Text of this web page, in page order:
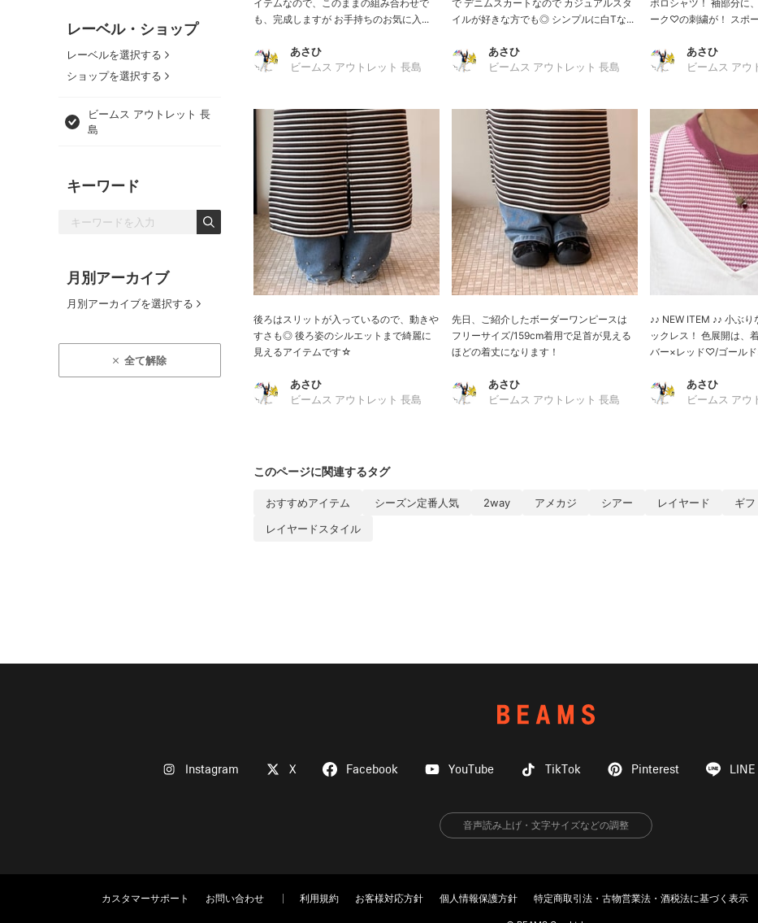
レーベル・ショップ
レーベルを選択する
ショップを選択する
ビームス アウトレット 長
島
キーワード
月別アーカイブ
月別アーカイブを選択する
全て解除
イテムなので、このままの組み合わせで
も、完成しますが お手持ちのお気に入...
あさひ
ビームス アウトレット 長島
で デニムスカートなので カジュアルスタ
イルが好きな方でも◎ シンプルに白Tな...
あさひ
ビームス アウトレット 長島
ポロシャツ！ 袖部分に
ーク♡の刺繍が！ スポ
あさひ
ビームス アウ
後ろはスリットが入っているので、動きや
すさも◎ 後ろ姿のシルエットまで綺麗に
見えるアイテムです☆
あさひ
ビームス アウトレット 長島
先日、ご紹介したボーダーワンピースは
フリーサイズ/159cm着用で足首が見える
ほどの着丈になります！
あさひ
ビームス アウトレット 長島
♪♪ NEW ITEM ♪♪ 小ぶ
ックレス！ 色展開は、
バー×レッド♡/ゴール
あさひ
ビームス アウ
このページに関連するタグ
おすすめアイテム シーズン定番人気 2way アメカジ シアー レイヤード ギフ
レイヤードスタイル
Instagram X Facebook YouTube TikTok Pinterest LINE
音声読み上げ・文字サイズなどの調整
カスタマーサポート お問い合わせ 利用規約 お客様対応方針 個人情報保護方針 特定商取引法・古物営業法・酒税法に基づく表示